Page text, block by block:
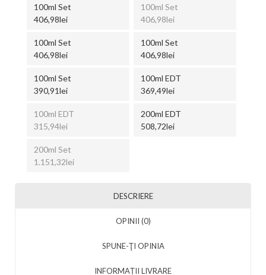
100ml Set
406,98lei
100ml Set
406,98lei
100ml Set
406,98lei
100ml Set
406,98lei
100ml Set
390,91lei
100ml EDT
369,49lei
100ml EDT
315,94lei
200ml EDT
508,72lei
200ml Set
1.151,32lei
DESCRIERE
OPINII (0)
SPUNE-ŢI OPINIA
INFORMAȚII LIVRARE